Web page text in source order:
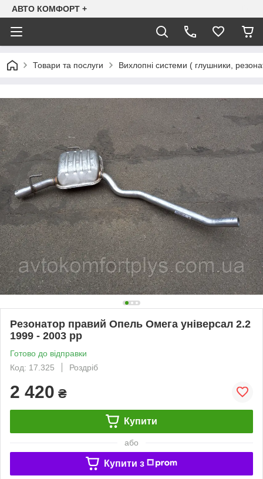
АВТО КОМФОРТ +
Товари та послуги Вихлопні системи ( глушники,
Резонатор правий Опель Омега універсал 2.2
1999 - 2003 рр
Готово до відправки
Код: 17.325
Роздріб
2 420 ₴
Купити
або
Купити з